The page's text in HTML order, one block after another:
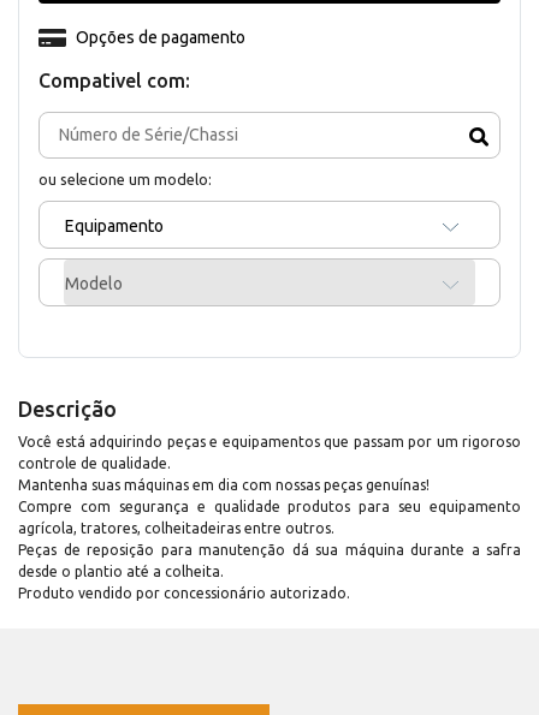
Compativel com:
ou selecione um modelo:
Equipamento
Modelo
Opções de pagamento
Descrição
Você está adquirindo peças e equipamentos que passam por um rigoroso
controle de qualidade.
Mantenha suas máquinas em dia com nossas peças genuínas!
Compre com segurança e qualidade produtos para seu equipamento
agrícola, tratores, colheitadeiras entre outros.
Peças de reposição para manutenção dá sua máquina durante a safra
desde o plantio até a colheita.
Produto vendido por concessionário autorizado.